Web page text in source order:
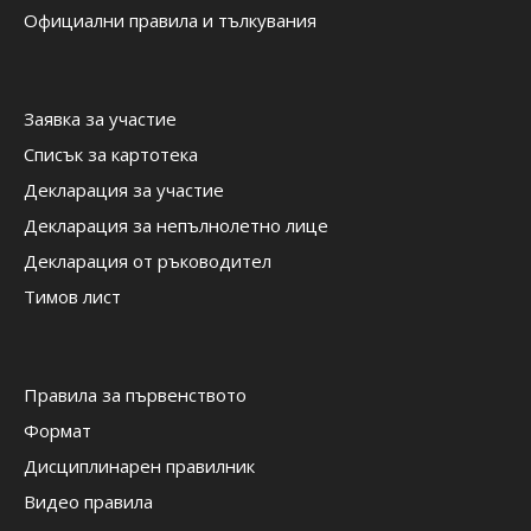
Официални правила и тълкувания
Заявка за участие
Списък за картотека
Декларация за участие
Декларация за непълнолетно лице
Декларация от ръководител
Тимов лист
Правила за първенството
Формат
Дисциплинарен правилник
Видео правила